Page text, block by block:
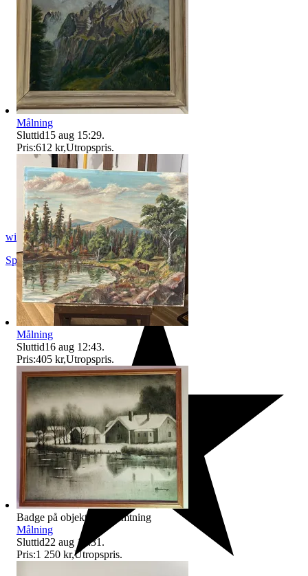
wise_boysenberry
Spånga,Sverige
Målning
Sluttid15 aug 15:29.
Pris:612 kr,Utropspris.
Målning
Sluttid16 aug 12:43.
Pris:405 kr,Utropspris.
Badge på objektet:
Avhämtning
Målning
Sluttid22 aug 16:31 .
Pris:1 250 kr,Utropspris.